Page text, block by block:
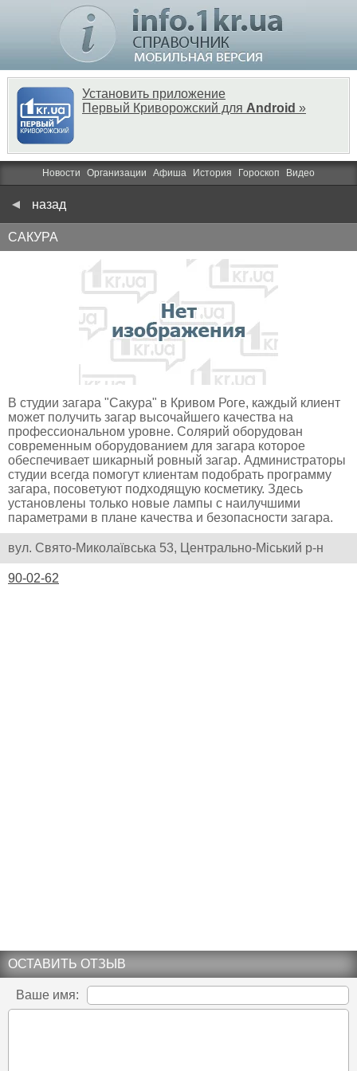
Установить приложение
Первый Криворожский для Android »
Новости Организации Афиша История Гороскоп Видео
назад
САКУРА
В студии загара "Сакура" в Кривом Роге, каждый клиент
может получить загар высочайшего качества на
профессиональном уровне. Солярий оборудован
современным оборудованием для загара которое
обеспечивает шикарный ровный загар. Администраторы
студии всегда помогут клиентам подобрать программу
загара, посоветуют подходящую косметику. Здесь
установлены только новые лампы с наилучшими
параметрами в плане качества и безопасности загара.
вул. Свято-Миколаївська 53, Центрально-Міський р-н
90-02-62
ОСТАВИТЬ ОТЗЫВ
Ваше имя: